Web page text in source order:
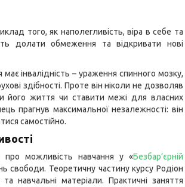
того, як наполегливість, віра в себе та
долати обмеження та відкривати нові
інвалідність – ураження спинного мозку,
здібності. Проте він ніколи не дозволяв
його життя чи ставити межі для власних
прагнув максимальної незалежності: він
самостійно.
про можливість навчання у «Безбар’єрній
свободи. Теоретичну частину курсу Родіон
навчальні матеріали. Практичні заняття